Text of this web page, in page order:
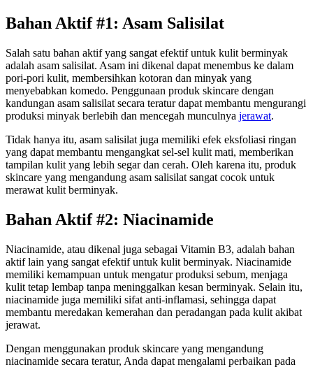
Bahan Aktif #1: Asam Salisilat
Salah satu bahan aktif yang sangat efektif untuk kulit berminyak
adalah asam salisilat. Asam ini dikenal dapat menembus ke dalam
pori-pori kulit, membersihkan kotoran dan minyak yang
menyebabkan komedo. Penggunaan produk skincare dengan
kandungan asam salisilat secara teratur dapat membantu mengurangi
produksi minyak berlebih dan mencegah munculnya jerawat.
Tidak hanya itu, asam salisilat juga memiliki efek eksfoliasi ringan
yang dapat membantu mengangkat sel-sel kulit mati, memberikan
tampilan kulit yang lebih segar dan cerah. Oleh karena itu, produk
skincare yang mengandung asam salisilat sangat cocok untuk
merawat kulit berminyak.
Bahan Aktif #2: Niacinamide
Niacinamide, atau dikenal juga sebagai Vitamin B3, adalah bahan
aktif lain yang sangat efektif untuk kulit berminyak. Niacinamide
memiliki kemampuan untuk mengatur produksi sebum, menjaga
kulit tetap lembap tanpa meninggalkan kesan berminyak. Selain itu,
niacinamide juga memiliki sifat anti-inflamasi, sehingga dapat
membantu meredakan kemerahan dan peradangan pada kulit akibat
jerawat.
Dengan menggunakan produk skincare yang mengandung
niacinamide secara teratur, Anda dapat mengalami perbaikan pada